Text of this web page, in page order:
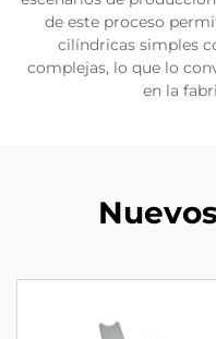
de este proceso
cilíndricas simples
complejas, lo que lo
en la